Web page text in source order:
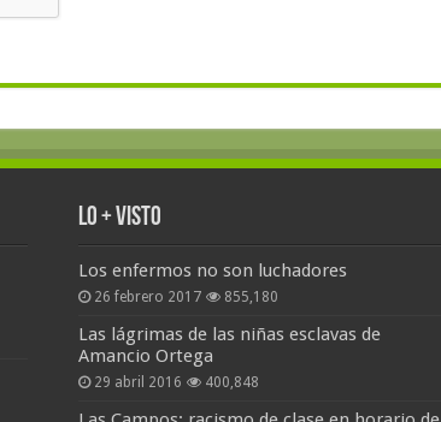
Lo + Visto
Los enfermos no son luchadores
26 febrero 2017 855,180
Las lágrimas de las niñas esclavas de
Amancio Ortega
29 abril 2016 400,848